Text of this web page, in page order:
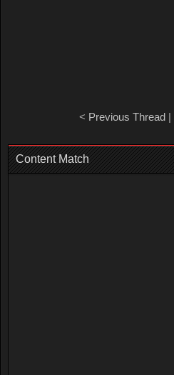
< Previous Thread|
Content Match